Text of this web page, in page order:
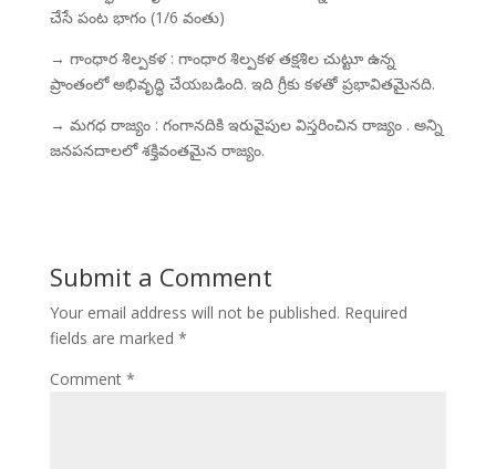
చేసే పంట భాగం (1/6 వంతు)
→ గాంధార శిల్పకళ : గాంధార శిల్పకళ తక్షశిల చుట్టూ ఉన్న
ప్రాంతంలో అభివృద్ధి చేయబడింది. ఇది గ్రీకు కళతో ప్రభావితమైనది.
→ మగధ రాజ్యం : గంగానదికి ఇరువైపుల విస్తరించిన రాజ్యం . అన్ని
జనపనదాలలో శక్తివంతమైన రాజ్యం.
Submit a Comment
Your email address will not be published. Required
fields are marked *
Comment *